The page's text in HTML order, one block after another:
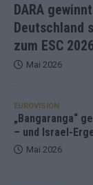
DARA
Deutschland
zum ESC
Mai 2026
EUROVISION
„Bangaranga“
– und Israel-
Mai 2026